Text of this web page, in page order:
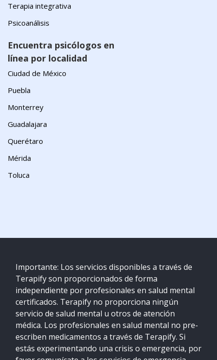
Terapia integrativa
Psicoanálisis
Encuentra psicólogos en
línea por localidad
Ciudad de México
Puebla
Monterrey
Guadalajara
Querétaro
Mérida
Toluca
Importante: Los servicios disponibles a través de
Terapify son proporcionados de forma
independiente por profesionales en salud mental
certificados. Terapify no proporciona ningún
servicio de salud mental u otros de atención
médica. Los profesionales en salud mental no pre-
escriben medicamentos a través de Terapify. Si
estás experimentando una crisis o emergencia, por